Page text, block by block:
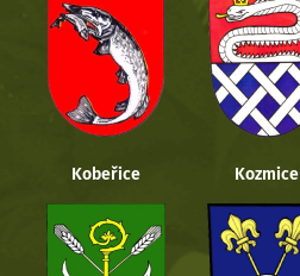
Kobeřice Kozmice